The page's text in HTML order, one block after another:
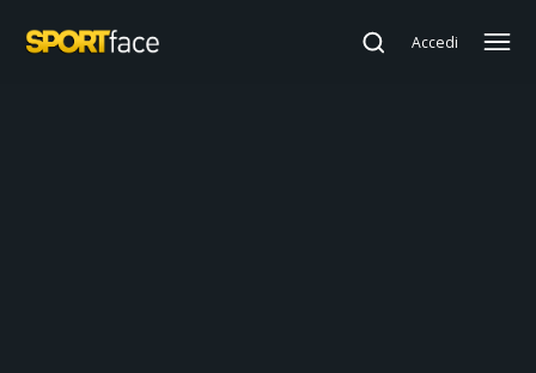
Accedi